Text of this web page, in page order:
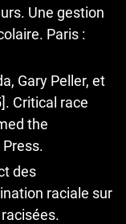
Une gestion
Paris :
Gary Peller, et
Critical race
the
des
raciale sur